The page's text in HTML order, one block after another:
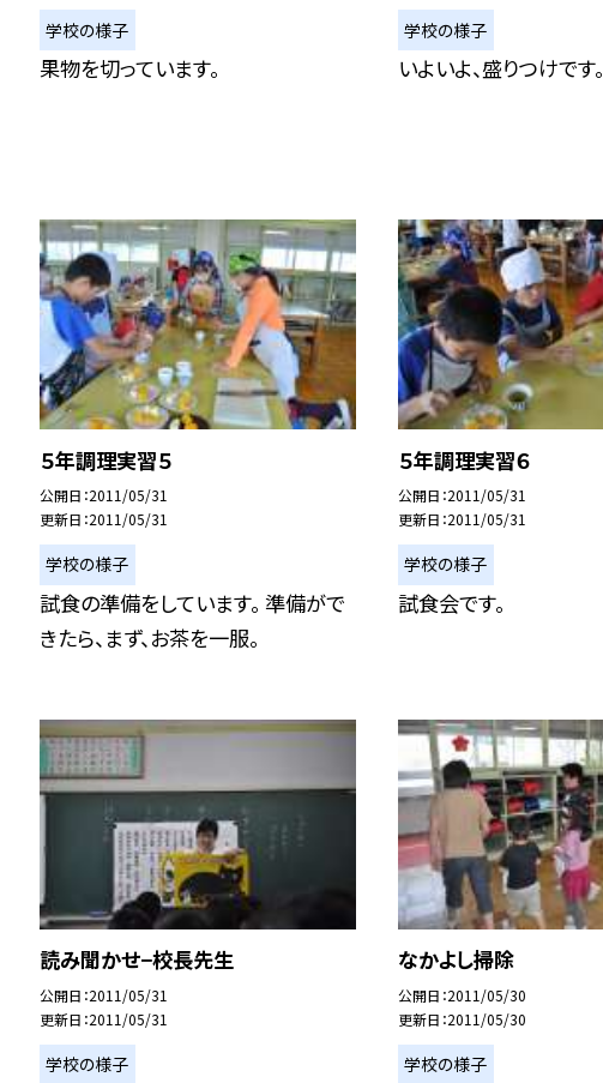
学校の様子
果物を切っています。
学校の様子
いよいよ、盛りつけです。
５年調理実習５
公開日 2011/05/31
更新日 2011/05/31
学校の様子
試食の準備をしています。 準備がで
きたら、まず、お茶を一服。
５年調理実習６
公開日 2011/05/31
更新日 2011/05/31
学校の様子
試食会です。
読み聞かせ−校長先生
公開日 2011/05/31
更新日 2011/05/31
学校の様子
なかよし掃除
公開日 2011/05/30
更新日 2011/05/30
学校の様子